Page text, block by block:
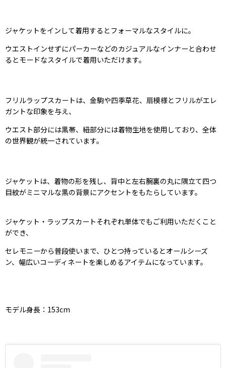
ジャケットをインして着用するとフォーマルなスタイルに。
ウエストインせずにパーカーなどのカジュアルなインナーと合わせ
るとモードなスタイルで着用いただけます。
フリルラップスカートは、金駒や四季草花、扇模様とフリルがエレ
ガントな印象を与え、
ウエスト部分には黒帯、紐部分には着物生地を使用しており、全体
の世界観が統一されています。
ジャケットは、着物の形を残し、背中と左右腕裏の丸に隅立て四つ
目紋がミニマルな黒の背景にアクセントをもたらしています。
ジャケット・ラップスカートそれぞれ単体でもご利用いただくこと
ができ、
セレモニーから普段使いまで、ひとつ持っているとオールシーズ
ン、幅広いコーディネートを楽しめるアイテムになっています。
モデル身長：153cm